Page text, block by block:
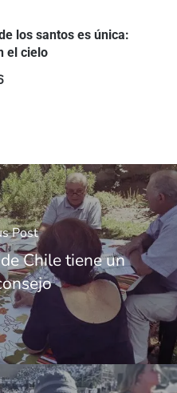
los santos es única:
el cielo
Post
Chile tiene un